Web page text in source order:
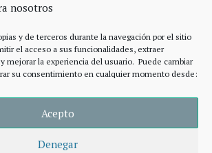
nosotros
y de terceros durante la navegación por el sitio
el acceso a sus funcionalidades, extraer
mejorar la experiencia del usuario. Puede cambiar
su consentimiento en cualquier momento desde:
Acepto
Denegar
Apertura Puertas Madrid 75€
Cerraduras de alta seguridad
Accesos